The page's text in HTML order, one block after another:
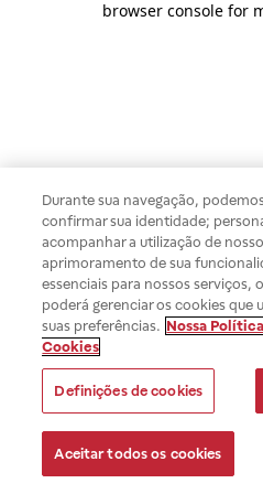
browser console for
Durante sua navegação,
confirmar sua identidade;
acompanhar a utilização de
aprimoramento de sua
essenciais para nossos serviços,
poderá gerenciar os cookies que
suas preferências. Nossa
Cookies
Definições de cookies
Aceitar todos os cookies